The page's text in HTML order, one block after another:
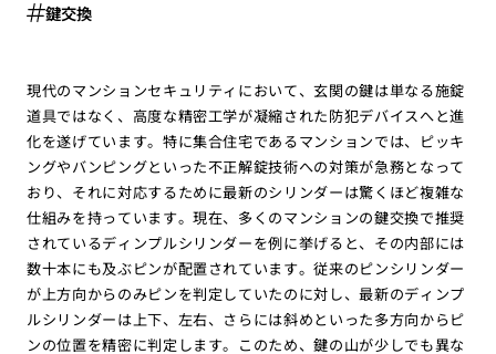
鍵交換
現代のマンションセキュリティにおいて、玄関の鍵は単なる施錠
道具ではなく、高度な精密工学が凝縮された防犯デバイスへと進
化を遂げています。特に集合住宅であるマンションでは、ピッキ
ングやバンピングといった不正解錠技術への対策が急務となって
おり、それに対応するために最新のシリンダーは驚くほど複雑な
仕組みを持っています。現在、多くのマンションの鍵交換で推奨
されているディンプルシリンダーを例に挙げると、その内部には
数十本にも及ぶピンが配置されています。従来のピンシリンダー
が上方向からのみピンを判定していたのに対し、最新のディンプ
ルシリンダーは上下、左右、さらには斜めといった多方向からピ
ンの位置を精密に判定します。このため、鍵の山が少しでも異な